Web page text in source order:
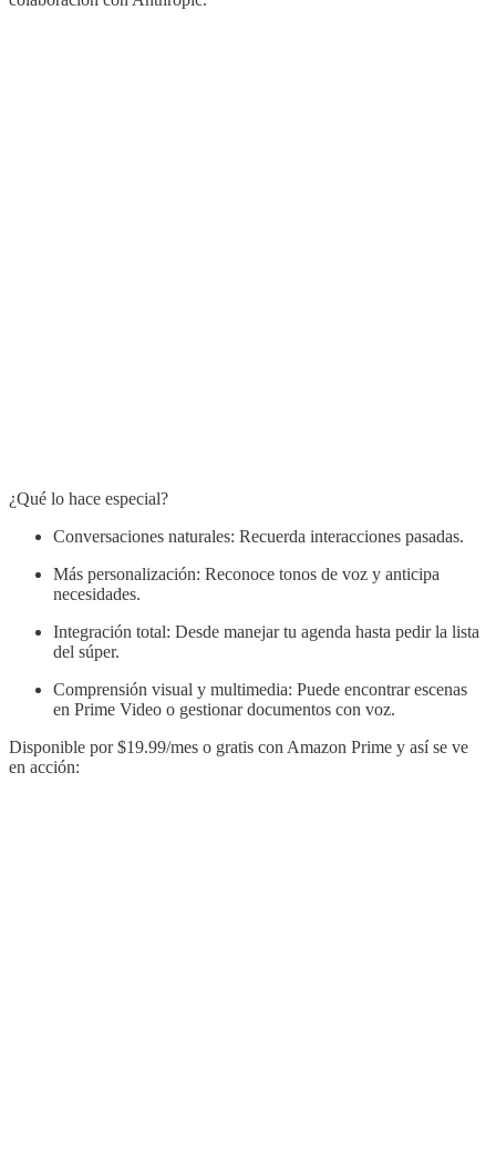
¿Qué lo hace especial?
Conversaciones naturales: Recuerda interacciones pasadas.
Más personalización: Reconoce tonos de voz y anticipa
necesidades.
Integración total: Desde manejar tu agenda hasta pedir la lista
del súper.
Comprensión visual y multimedia: Puede encontrar escenas
en Prime Video o gestionar documentos con voz.
Disponible por $19.99/mes o gratis con Amazon Prime y así se ve
en acción: